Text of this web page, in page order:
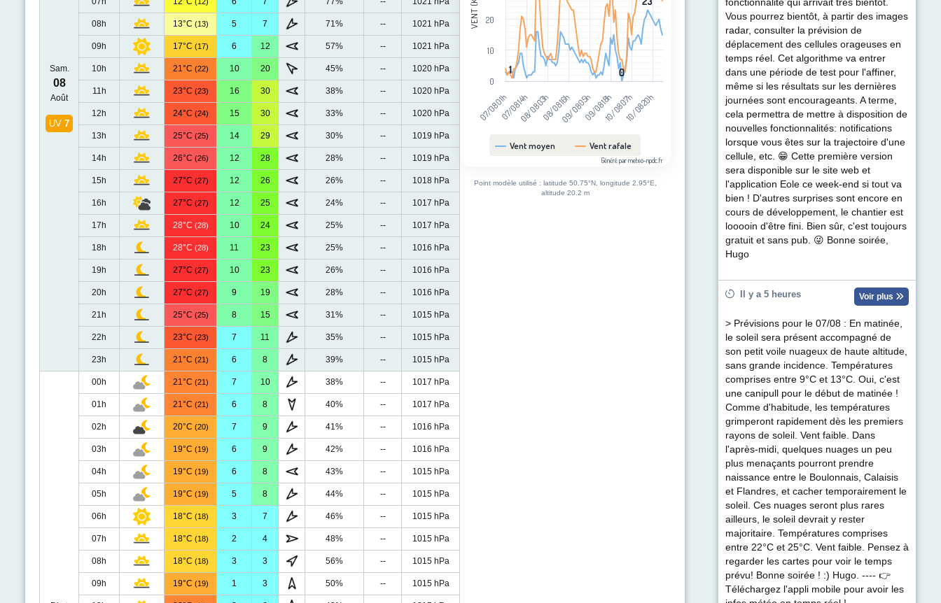
Sam.
08
Août
UV 7
08h 13°C (13) 5 7 71% -- 1021 hPa
09h 17°C (17) 6 12 57% -- 1021 hPa
10h 21°C (22) 10 20 45% -- 1020 hPa
11h 23°C (23) 16 30 38% -- 1020 hPa
12h 24°C (24) 15 30 33% -- 1020 hPa
13h 25°C (25) 14 29 30% -- 1019 hPa
14h 26°C (26) 12 28 28% -- 1019 hPa
15h 27°C (27) 12 26 26% -- 1018 hPa
16h 27°C (27) 12 25 24% -- 1017 hPa
17h 28°C (28) 10 24 25% -- 1017 hPa
18h 28°C (28) 11 23 25% -- 1016 hPa
19h 27°C (27) 10 23 26% -- 1016 hPa
20h 27°C (27) 9 19 28% -- 1016 hPa
21h 25°C (25) 8 15 31% -- 1015 hPa
22h 23°C (23) 7 11 35% -- 1015 hPa
23h 21°C (21) 6 8 39% -- 1015 hPa
00h 21°C (21) 7 10 38% -- 1017 hPa
01h 21°C (21) 6 8 40% -- 1017 hPa
02h 20°C (20) 7 9 41% -- 1016 hPa
03h 19°C (19) 6 9 42% -- 1016 hPa
04h 19°C (19) 6 8 43% -- 1015 hPa
05h 19°C (19) 5 8 44% -- 1015 hPa
06h 18°C (18) 3 7 46% -- 1015 hPa
07h 18°C (18) 2 4 48% -- 1015 hPa
08h 18°C (18) 3 3 56% -- 1015 hPa
09h 19°C (19) 1 3 50% -- 1015 hPa
0
0
11
Vent moyen Vent rafale
07/08 01h07/08 14h08/08 03h08/08 16h09/08 05h09/08 18h10/08 07h10/08 20h
0
10
20
Généré par meteo-npdc.fr
Point modèle utilisé : latitude 50.75°N, longitude 2.95°E,
altitude 20.2 m
fonctionnalité qui arrivait très bientôt.
Vous pourrez bientôt, à partir des images
radar, consulter la prévision de
déplacement des cellules orageuses en
temps réel. Cet algorithme va entrer
dans une période de test pour l'affiner,
même si les résultats sur les dernières
journées sont encourageants. A terme,
cela permettra de mettre à disposition de
nouvelles fonctionnalités: notifications
lorsque vous êtes sur la trajectoire d'une
cellule, etc. 😁 Cette première version
sera disponible sur le site web et
l'application Eole ce week-end si tout va
bien ! D'autres surprises sont encore en
cours de développement, le chantier est
looooin d'être fini. Bien sûr, c'est toujours
gratuit et sans pub. 😜 Bonne soirée,
Hugo
Il y a 5 heures Voir plus
> Prévisions pour le 07/08 : En matinée,
le soleil sera présent accompagné de
son petit voile nuageux de haute altitude,
sans grande incidence. Températures
comprises entre 9°C et 13°C. Oui, c'est
une canipull pour le début de matinée !
Comme d'habitude, les températures
grimperont rapidement dès les premiers
rayons de soleil. Vent faible. Dans
l'après-midi, quelques nuages un peu
plus menaçants pourront prendre
naissance entre le Boulonnais, Calaisis
et Flandres, et cacher temporairement le
soleil. Ces nuages seront plus rares
ailleurs, le soleil devrait y rester
majoritaire. Températures comprises
entre 22°C et 25°C. Vent faible. Pensez à
regarder les cartes pour voir le temps
prévu! Bonne soirée ! :) Hugo. ---- 👉
Téléchargez l'appli mobile pour avoir les